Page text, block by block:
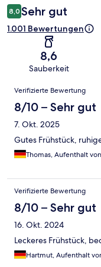
8,0 Sehr gut
1.001 Bewertungen
8,6
Sauberkeit
Bewertungen
Verifizierte Bewertung
8/10 – Sehr gut
7. Okt. 2025
Gutes Frühstück,
Thomas, Aufenthalt
Verifizierte Bewertung
8/10 – Sehr gut
16. Okt. 2024
Leckeres Frühstück,
Hartmut, Aufenthalt